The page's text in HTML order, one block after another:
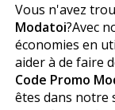
Vous n'avez
Modatoi?Avec
économies en
aider à de faire
Code Promo
êtes dans notre